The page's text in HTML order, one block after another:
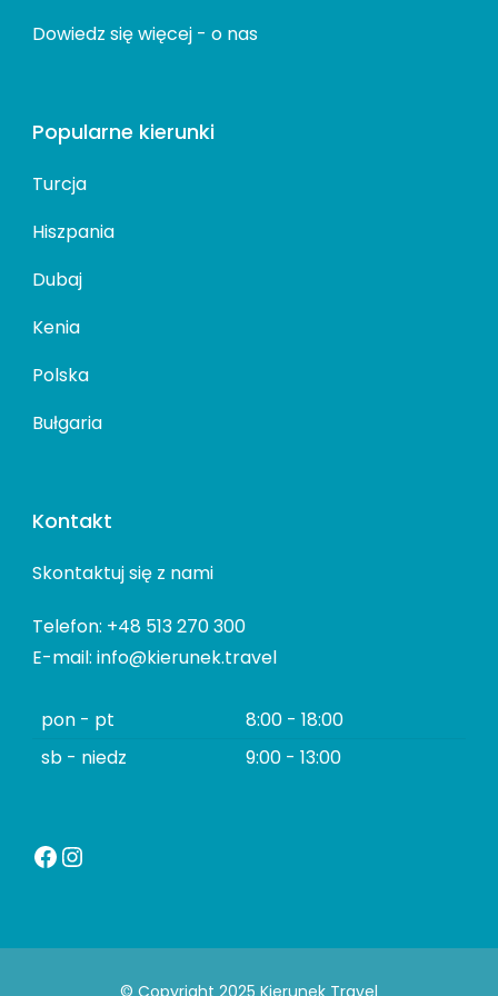
Dowiedz się więcej - o nas
Popularne kierunki
Turcja
Hiszpania
Dubaj
Kenia
Polska
Bułgaria
Kontakt
Skontaktuj się z nami
Telefon: +48 513 270 300
E-mail: info@kierunek.travel
pon - pt
8:00 - 18:00
sb - niedz
9:00 - 13:00
Facebook
Instagram
© Copyright 2025 Kierunek Travel